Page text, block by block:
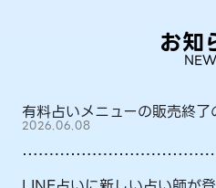
お知
有料占いメニューの販売終了
2026.06.08